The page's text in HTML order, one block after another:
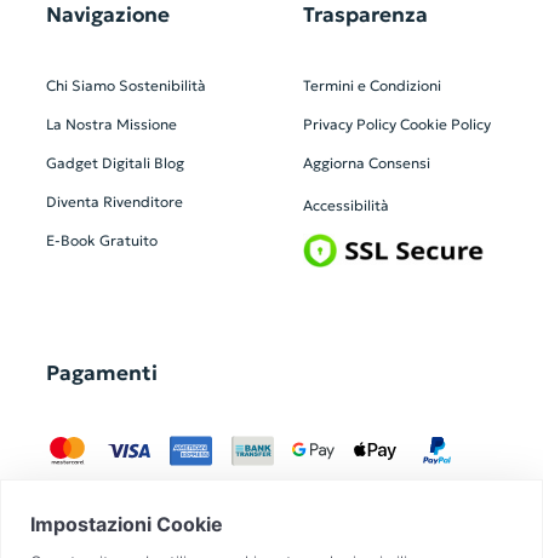
Navigazione
Chi Siamo Sostenibilità
La Nostra Missione
Gadget Digitali Blog
Diventa Rivenditore
E-Book Gratuito
Trasparenza
Termini e Condizioni
Privacy Policy Cookie Policy
Aggiorna Consensi
Accessibilità
Pagamenti